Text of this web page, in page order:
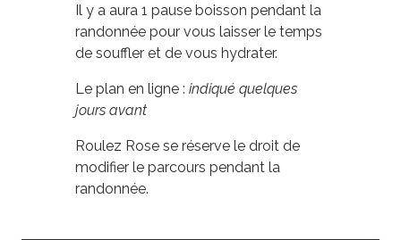
Il y a aura 1 pause boisson pendant la
randonnée pour vous laisser le temps
de souffler et de vous hydrater.
Le plan en ligne : indiqué quelques
jours avant
Roulez Rose se réserve le droit de
modifier le parcours pendant la
randonnée.